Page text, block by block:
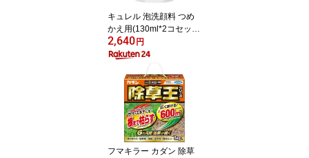
キュレル 泡洗顔料 つめ
かえ用(130ml*2コセッ
ト)【キュレル】
2,640 円
フマキラー カダン 除草